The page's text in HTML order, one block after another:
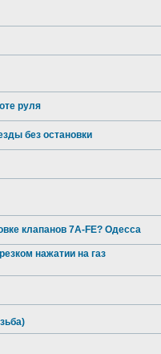
руля
без остановки
клапанов 7A-FE? Одесса
нажатии на газ